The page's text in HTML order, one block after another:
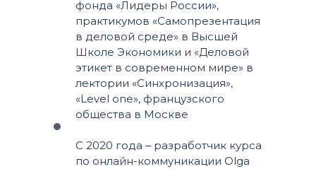
фонда «Лидеры России»,
практикумов «Самопрезентация
в деловой среде» в Высшей
Школе Экономики и «Деловой
этикет в современном мире» в
лектории «Синхронизация»,
«Level one», французского
общества в Москве
С 2020 года ‒ разработчик курса
по онлайн-коммуникации Olga